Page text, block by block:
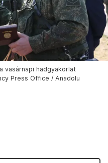
vasárnapi hadgyakorlat
Press Office / Anadolu